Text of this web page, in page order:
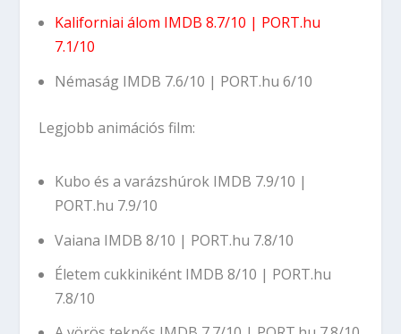
Kaliforniai álom IMDB 8.7/10 | PORT.hu
7.1/10
Némaság IMDB 7.6/10 | PORT.hu 6/10
Legjobb animációs film:
Kubo és a varázshúrok IMDB 7.9/10 |
PORT.hu 7.9/10
Vaiana IMDB 8/10 | PORT.hu 7.8/10
Életem cukkiniként IMDB 8/10 | PORT.hu
7.8/10